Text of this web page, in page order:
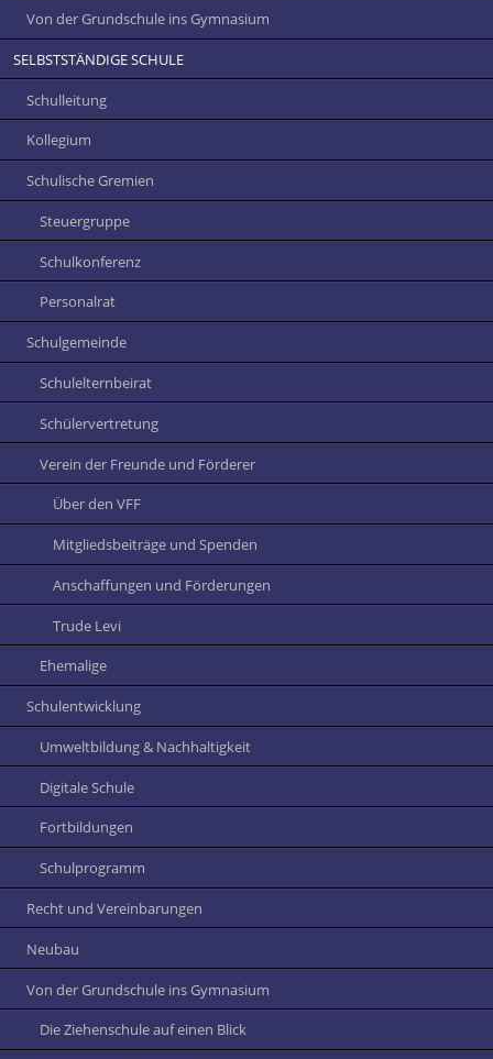
Von der Grundschule ins Gymnasium
SELBSTSTÄNDIGE SCHULE
Schulleitung
Kollegium
Schulische Gremien
Steuergruppe
Schulkonferenz
Personalrat
Schulgemeinde
Schulelternbeirat
Schülervertretung
Verein der Freunde und Förderer
Über den VFF
Mitgliedsbeiträge und Spenden
Anschaffungen und Förderungen
Trude Levi
Ehemalige
Schulentwicklung
Umweltbildung & Nachhaltigkeit
Digitale Schule
Fortbildungen
Schulprogramm
Recht und Vereinbarungen
Neubau
Von der Grundschule ins Gymnasium
Die Ziehenschule auf einen Blick